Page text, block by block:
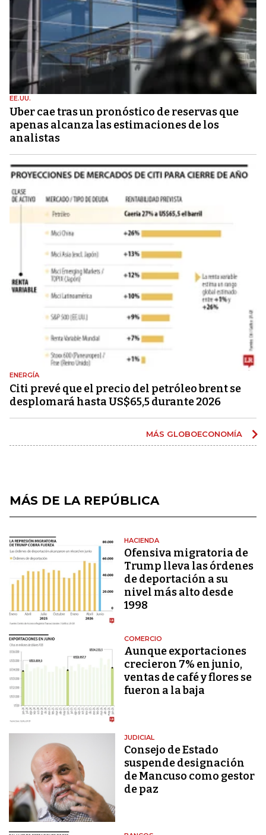
EE.UU.
Uber cae tras un pronóstico de reservas que
apenas alcanza las estimaciones de los
analistas
ENERGÍA
Citi prevé que el precio del petróleo brent se
desplomará hasta US$65,5 durante 2026
MÁS GLOBOECONOMÍA
MÁS DE LA REPÚBLICA
HACIENDA
Ofensiva migratoria de
Trump lleva las órdenes
de deportación a su
nivel más alto desde
1998
COMERCIO
Aunque exportaciones
crecieron 7% en junio,
ventas de café y flores se
fueron a la baja
JUDICIAL
Consejo de Estado
suspende designación
de Mancuso como gestor
de paz